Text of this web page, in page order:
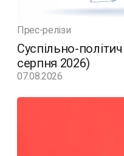
Прес-релізи
Суспільно-
серпня 2026)
07.08.2026